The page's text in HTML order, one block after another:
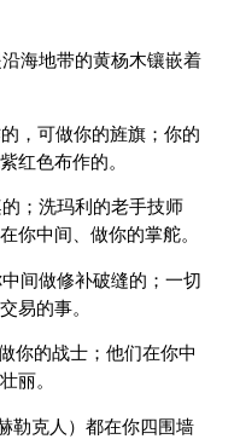
海地带的黄杨木镶嵌着
，可做你的旌旗；你的
红色布作的。
；洗玛利的老手技师
你中间、做你的掌舵。
间做修补破缝的；一切
易的事。
你的战士；他们在你中
丽。
勒克人）都在你四围墙